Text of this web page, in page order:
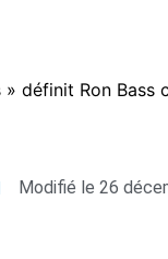
» définit Ron
Modifié le 26